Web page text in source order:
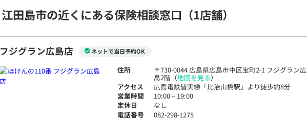
江田島市の近くにある保険相談窓口 （1店舗）
フジグラン広島店 ネットで当日予約OK
住所 〒730-0044 広島県広島市中区宝町2-1 フジグラン広
島2階（地図を見る）
アクセス
広島電鉄皆実線「比治山橋駅」より徒歩約8分
営業時間
10:00～19:00
定休日
なし
電話番号
082-298-1275